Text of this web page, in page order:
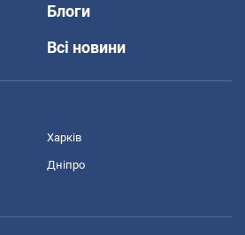
Блоги
Всі новини
Харків
Дніпро